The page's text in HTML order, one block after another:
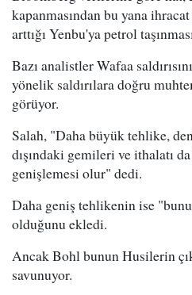
kapanmasından bu yana
arttığı Yenbu'ya petrol
Bazı analistler Wafaa
yönelik saldırılara doğru
görüyor.
Salah, "Daha büyük tehlike,
dışındaki gemileri ve ithalatı
genişlemesi olur" dedi.
Daha geniş tehlikenin ise
olduğunu ekledi.
Ancak Bohl bunun Husilerin
savunuyor.